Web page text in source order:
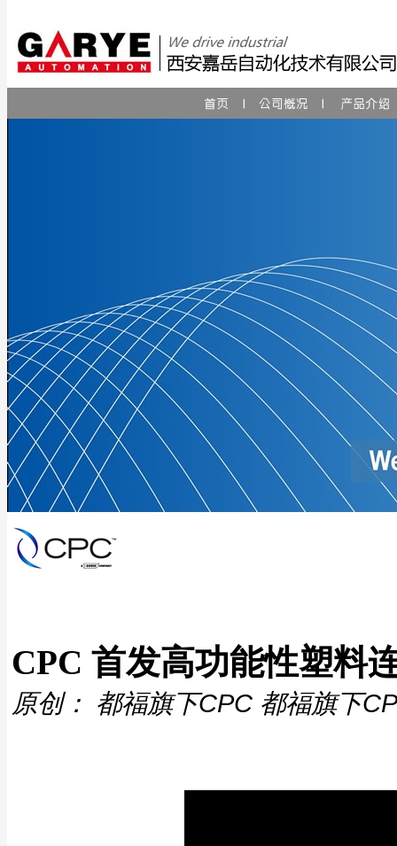
CPC 首发高功能性塑
原创： 都福旗下CPC 都福旗下